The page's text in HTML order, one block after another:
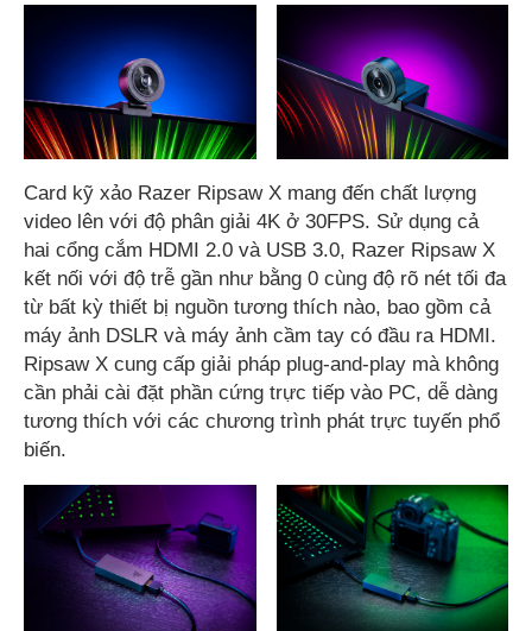
Card kỹ xảo Razer Ripsaw X mang đến chất lượng
video lên với độ phân giải 4K ở 30FPS. Sử dụng cả
hai cổng cắm HDMI 2.0 và USB 3.0, Razer Ripsaw X
kết nối với độ trễ gần như bằng 0 cùng độ rõ nét tối đa
từ bất kỳ thiết bị nguồn tương thích nào, bao gồm cả
máy ảnh DSLR và máy ảnh cầm tay có đầu ra HDMI.
Ripsaw X cung cấp giải pháp plug-and-play mà không
cần phải cài đặt phần cứng trực tiếp vào PC, dễ dàng
tương thích với các chương trình phát trực tuyến phổ
biến.